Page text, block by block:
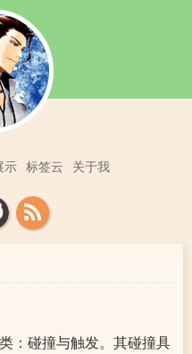
示 标签云 关于我
：碰撞与触发。其碰撞具